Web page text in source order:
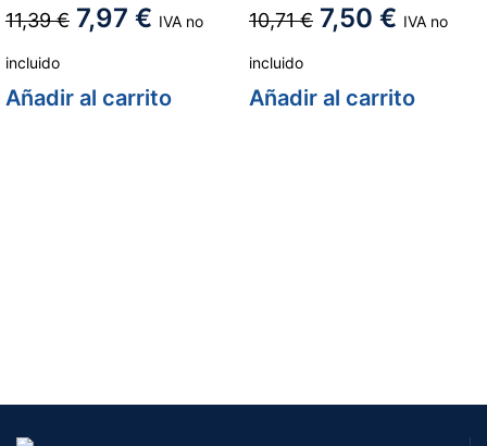
11,39€ 7,97 € IVA no
incluido
Añadir al carrito
10,71€ 7,50 € IVA no
incluido
Añadir al carrito